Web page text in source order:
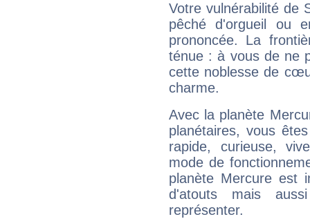
Votre vulnérabilité de
pêché d'orgueil ou
prononcée. La
ténue : à vous de ne
cette noblesse de
charme.
Avec la planète
planétaires, vous
rapide, curieuse,
mode de
planète Mercure est
d'atouts mais
représenter.